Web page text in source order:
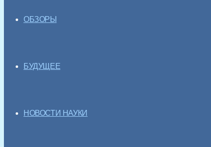
ОБЗОРЫ
БУДУЩЕЕ
НОВОСТИ НАУКИ